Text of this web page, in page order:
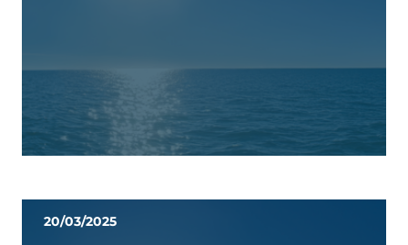
20/03/2025